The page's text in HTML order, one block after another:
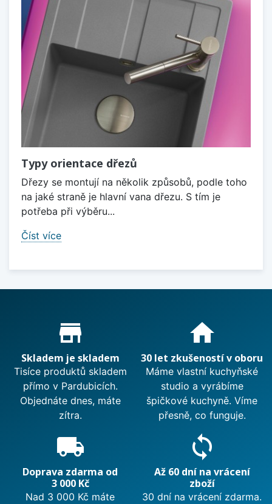
Typy orientace dřezů
Dřezy se montují na několik způsobů, podle toho
na jaké straně je hlavní vana dřezu. S tím je
potřeba při výběru...
Číst více
Proč nakupovat u nás?
store_mall_directory
Skladem je skladem
Tisíce produktů skladem
přímo v Pardubicích.
Objednáte dnes, máte
zítra.
home
30 let zkušeností v oboru
Máme vlastní kuchyňské
studio a vyrábíme
špičkové kuchyně. Víme
přesně, co funguje.
local_shipping
Doprava zdarma od
3 000 Kč
Nad 3 000 Kč máte
sync
Až 60 dní na vrácení
zboží
30 dní na vrácení zdarma.